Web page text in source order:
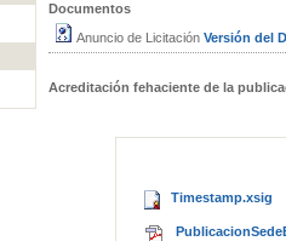
Documentos
Anuncio de Licitación Versión del
Acreditación fehaciente de la
Timestamp.xsig